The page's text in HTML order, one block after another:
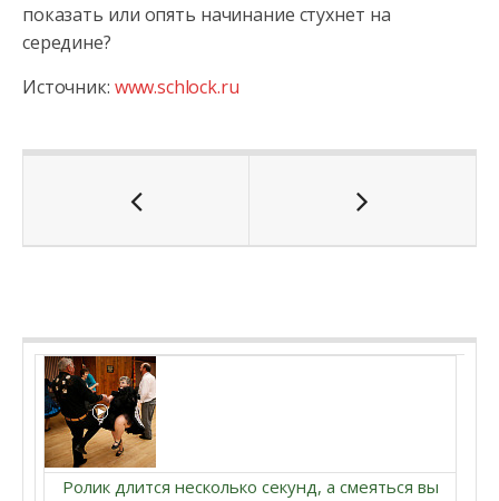
показать или опять начинание стухнет на
середине?
Источник: www.schlock.ru
Ролик длится несколько секунд, а смеяться вы